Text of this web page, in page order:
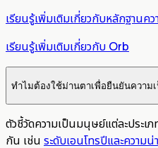
เรียนรู้เพิ่มเติมเกี่ยวกับหลักฐานค
เรียนรู้เพิ่มเติมเกี่ยวกับ Orb
ทำไมต้องใช้ม่านตาเพื่อยืนยันความ
ตัวชี้วัดความเป็นมนุษย์แต่ละประเ
กัน เช่น ระดับเอนโทรปีและความน่